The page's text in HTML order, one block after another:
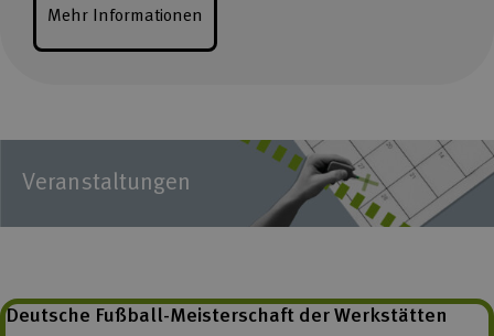
Mehr Informationen
Veranstaltungen
Deutsche Fußball-Meisterschaft der Werkstätten